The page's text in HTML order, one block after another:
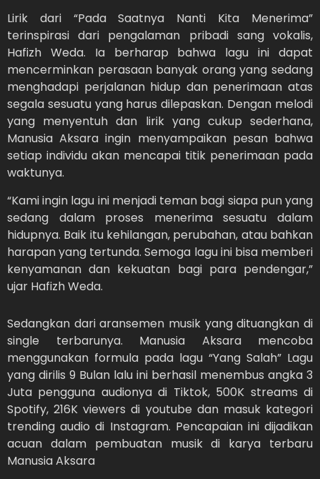
Lirik dari “Pada Saatnya Nanti Kita Menerima”
terinspirasi dari pengalaman pribadi sang vokalis,
Hafizh Weda. Ia berharap bahwa lagu ini dapat
mencerminkan perasaan banyak orang yang sedang
menghadapi perjalanan hidup dan penerimaan atas
segala sesuatu yang harus dilepaskan. Dengan melodi
yang menyentuh dan lirik yang cukup sederhana,
Manusia Aksara ingin menyampaikan pesan bahwa
setiap individu akan mencapai titik penerimaan pada
waktunya.
“Kami ingin lagu ini menjadi teman bagi siapa pun yang
sedang dalam proses menerima sesuatu dalam
hidupnya. Baik itu kehilangan, perubahan, atau bahkan
harapan yang tertunda. Semoga lagu ini bisa memberi
kenyamanan dan kekuatan bagi para pendengar,”
ujar Hafizh Weda.
Sedangkan dari aransemen musik yang dituangkan di
single terbarunya. Manusia Aksara mencoba
menggunakan formula pada lagu “Yang Salah” Lagu
yang dirilis 9 Bulan lalu ini berhasil menembus angka 3
Juta pengguna audionya di Tiktok, 500K streams di
Spotify, 216K viewers di youtube dan masuk kategori
trending audio di Instagram. Pencapaian ini dijadikan
acuan dalam pembuatan musik di karya terbaru
Manusia Aksara